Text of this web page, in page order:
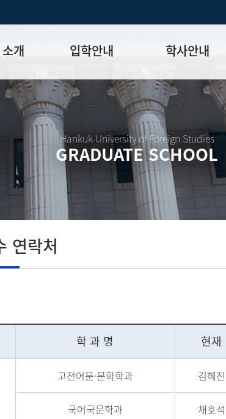
개 입학안내
모집일정
모집요강
입시 공지사항
학부-대학원 연계과정
석·박사 통합 학위과정
박사후 연구과정
학사안내
학사일정표
강의시간표
수업
학적
장학
외국어시험
종합시험
제 규정
Hankuk University of Foreign Studies
GRADUATE SCHOOL
연락처
학 과 명 현재
고전어문·문화학과 김혜진
국어국문학과 채호석